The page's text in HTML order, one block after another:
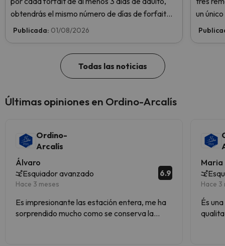
obtendrás el mismo número de días de forfait
para 1 niño totalmente GRATIS. Entra e
Publicada: 01/08/2026
un
y
Todas las noticias
Últimas opiniones en Ordino-Arcalís
Ordino-
Arcalís
Álvaro
Esquiador avanzado
Hace 3 meses
6.9
Es impresionante las estación entera, me ha
sorprendido mucho como se conserva la
Maria
Hace 3
És